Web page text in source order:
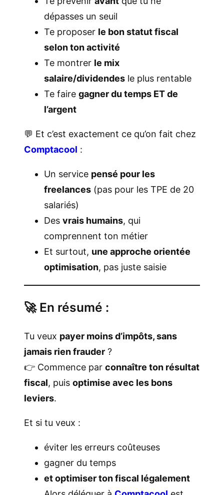
dépasses un seuil
Te proposer le bon statut fiscal
selon ton activité
Te montrer le mix
salaire/dividendes le plus rentable
Te faire gagner du temps ET de
l’argent
💬 Et c’est exactement ce qu’on fait chez
Comptacool :
Un service pensé pour les
freelances (pas pour les TPE de 20
salariés)
Des vrais humains, qui
comprennent ton métier
Et surtout, une approche orientée
optimisation, pas juste saisie
🚀 En résumé :
Tu veux payer moins d’impôts, sans
jamais rien frauder ?
👉 Commence par connaître ton résultat
fiscal, puis optimise avec les bons
leviers.
Et si tu veux :
éviter les erreurs coûteuses
gagner du temps
et optimiser ton fiscal légalement